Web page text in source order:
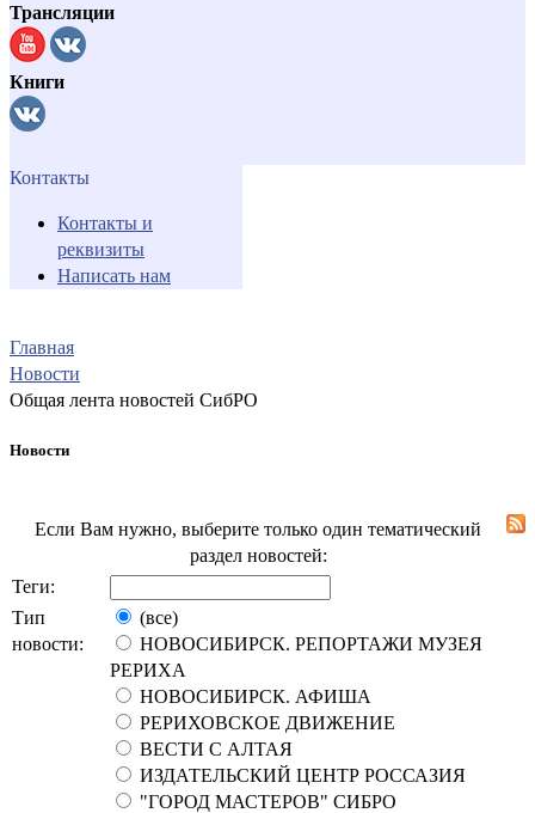
Трансляции
Книги
Контакты
Контакты и
реквизиты
Написать нам
Главная
Новости
Общая лента новостей СибРО
Новости
Если Вам нужно, выберите только один тематический
раздел новостей:
Теги:
Тип
новости:
(все)
НОВОСИБИРСК. РЕПОРТАЖИ МУЗЕЯ
РЕРИХА
НОВОСИБИРСК. АФИША
РЕРИХОВСКОЕ ДВИЖЕНИЕ
ВЕСТИ С АЛТАЯ
ИЗДАТЕЛЬСКИЙ ЦЕНТР РОССАЗИЯ
"ГОРОД МАСТЕРОВ" СИБРО